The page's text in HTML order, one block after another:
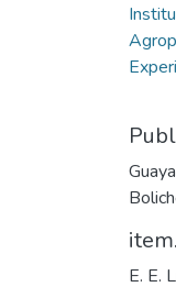
E. E.